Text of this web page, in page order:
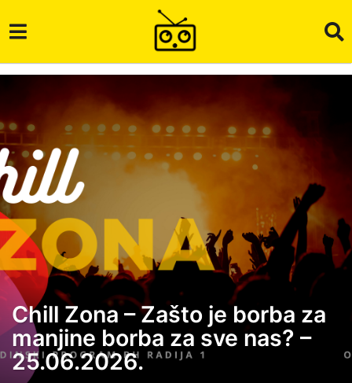
1
m
j
Chill Zona – Zašto je borba za
manjine borba za sve nas? –
25.06.2026.